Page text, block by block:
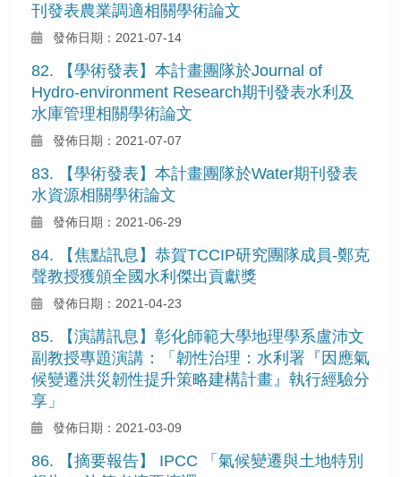
刊發表農業調適相關學術論文
發佈日期：2021-07-14
82. 【學術發表】本計畫團隊於Journal of
Hydro-environment Research期刊發表水利及
水庫管理相關學術論文
發佈日期：2021-07-07
83. 【學術發表】本計畫團隊於Water期刊發表
水資源相關學術論文
發佈日期：2021-06-29
84. 【焦點訊息】恭賀TCCIP研究團隊成員-鄭克
聲教授獲頒全國水利傑出貢獻獎
發佈日期：2021-04-23
85. 【演講訊息】彰化師範大學地理學系盧沛文
副教授專題演講：「韌性治理：水利署『因應氣
候變遷洪災韌性提升策略建構計畫』執行經驗分
享」
發佈日期：2021-03-09
86. 【摘要報告】 IPCC 「氣候變遷與土地特別